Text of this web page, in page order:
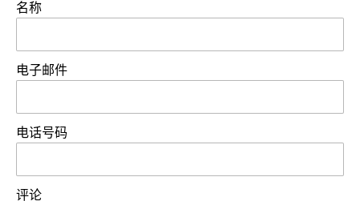
名称
电子邮件
电话号码
评论